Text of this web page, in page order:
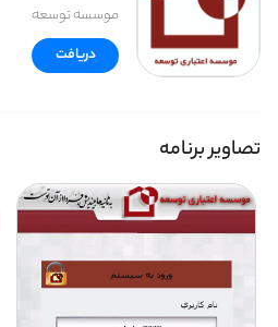
موسسه توسعه
دریافت
تصاویر برنامه